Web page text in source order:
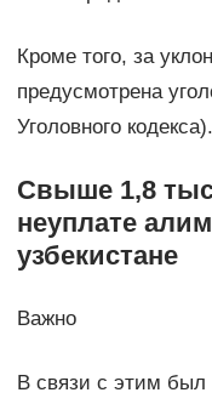
Кроме того, за
предусмотрена
Уголовного кодекса).
Свыше 1,8
неуплате
узбекистане
Важно
В связи с этим был